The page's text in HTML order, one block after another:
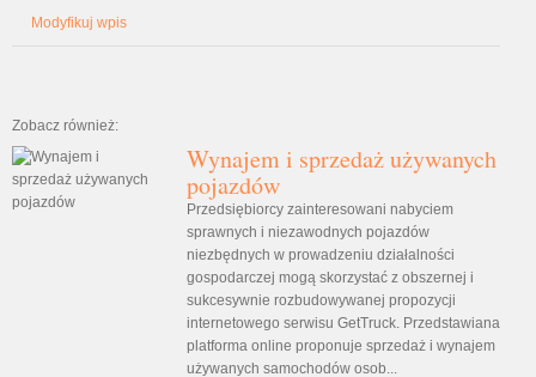
Modyfikuj wpis
Zobacz również:
Wynajem i sprzedaż używanych
pojazdów
Przedsiębiorcy zainteresowani nabyciem
sprawnych i niezawodnych pojazdów
niezbędnych w prowadzeniu działalności
gospodarczej mogą skorzystać z obszernej i
sukcesywnie rozbudowywanej propozycji
internetowego serwisu GetTruck. Przedstawiana
platforma online proponuje sprzedaż i wynajem
używanych samochodów osob...